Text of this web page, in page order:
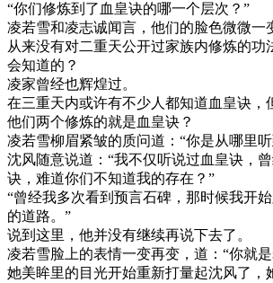
“你们修炼到了血皇诀的哪一个层次？”
凌若雪和凌志诚闻言，他们的脸色微微一
从来没有对二重天公开过家族内修炼的功
会知道的？
凌家曾经也辉煌过。
在三重天内或许有不少人都知道血皇诀，
他们两个修炼的就是血皇诀？
凌若雪柳眉紧皱的质问道：“你是从哪里
沈风随意说道：“我不仅听说过血皇诀，
诀，难道你们不知道我的存在？”
“曾经我多次看到预言石碑，那时候我开
的道路。”
说到这里，他并没有继续再说下去了。
凌若雪脸上的表情一变再变，道：“你就
她美眸里的目光开始重新打量起沈风了，